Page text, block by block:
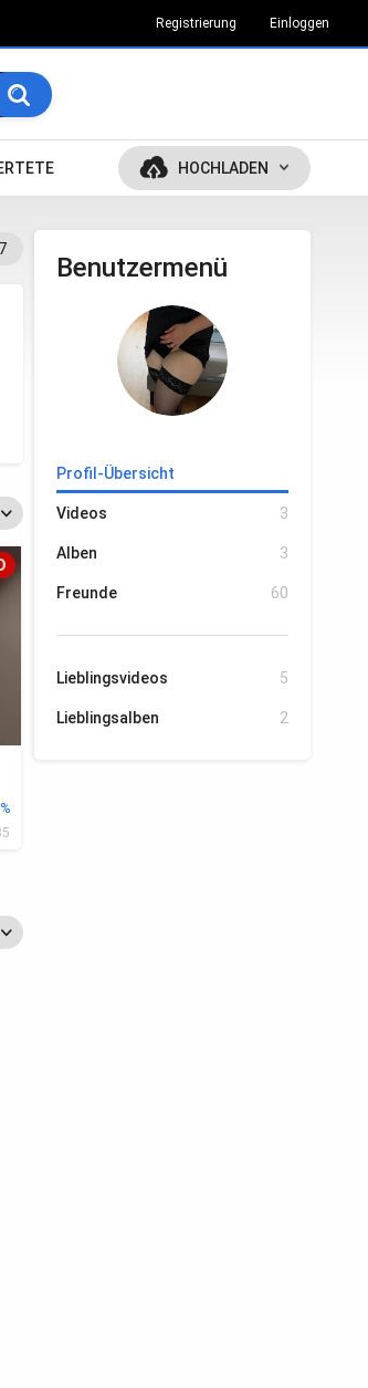
Registrierung Einloggen
HOCHLADEN
Benutzermenü
Profil-Übersicht
Videos 3
Alben 3
Freunde 60
Lieblingsvideos 5
Lieblingsalben 2